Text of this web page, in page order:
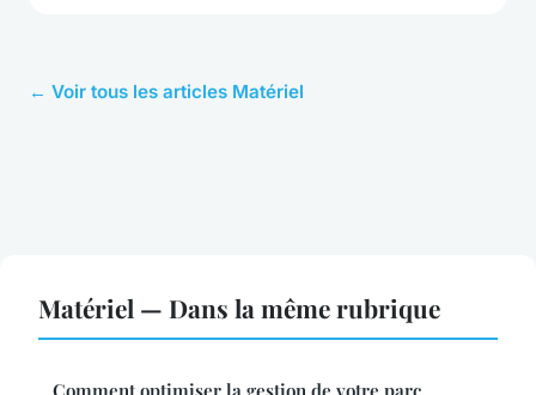
← Voir tous les articles Matériel
Matériel — Dans la même rubrique
Comment optimiser la gestion de votre parc